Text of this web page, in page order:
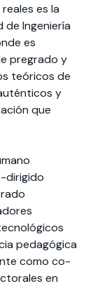
es la
de Ingeniería
es
pregrado y
teóricos de
y
que
dirigido
pedagógica
como co-
en